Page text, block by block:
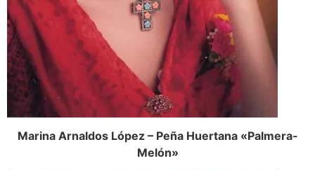
Marina Arnaldos López – Peña Huertana «Palmera-
Melón»